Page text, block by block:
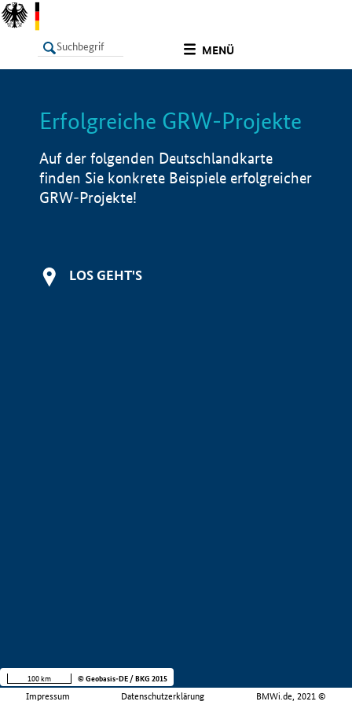
MENÜ
LISTE Info
Erfolgreiche GRW-Projekte
Auf der folgenden Deutschlandkarte
finden Sie konkrete Beispiele erfolgreicher
GRW-Projekte!
LOS GEHT'S
Impressum Datenschutzerklärung BMWi.de, 2021 ©
100 km © Geobasis-DE / BKG 2015